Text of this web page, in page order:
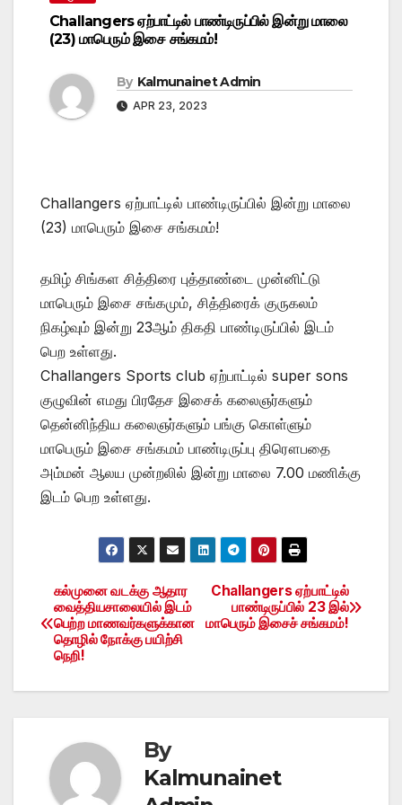
Challangers ஏற்பாட்டில் பாண்டிருப்பில் இன்று மாலை
(23) மாபெரும் இசை சங்கமம்!
By Kalmunainet Admin
APR 23, 2023
Challangers ஏற்பாட்டில் பாண்டிருப்பில் இன்று மாலை
(23) மாபெரும் இசை சங்கமம்!
தமிழ் சிங்கள சித்திரை புத்தாண்டை முன்னிட்டு
மாபெரும் இசை சங்கமும், சித்திரைக் குருகலம்
நிகழ்வும் இன்று 23ஆம் திகதி பாண்டிருப்பில் இடம்
பெற உள்ளது.
Challangers Sports club ஏற்பாட்டில் super sons
குழுவின் எமது பிரதேச இசைக் கலைஞர்களும்
தென்னிந்திய கலைஞர்களும் பங்கு கொள்ளும்
மாபெரும் இசை சங்கமம் பாண்டிருப்பு திரௌபதை
அம்மன் ஆலய முன்றலில் இன்று மாலை 7.00 மணிக்கு
இடம் பெற உள்ளது.
Post
navigation
Challangers ஏற்பாட்டில்
பாண்டிருப்பில் 23 இல்
மாபெரும் இசைச் சங்கமம்!
கல்முனை வடக்கு ஆதார
வைத்தியசாலையில் இடம்
பெற்ற மாணவர்களுக்கான
தொழில் நோக்கு பயிற்சி
நெறி!
By
Kalmunainet